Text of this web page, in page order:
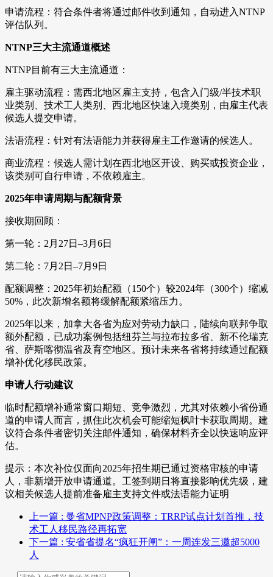
申请流程：符合条件者将通过邮件收到通知，自动进入NTNP
评估队列。
NTNP三大主流通道概述
NTNP目前有三大主流通道：
雇主驱动流程：需西北地区雇主支持，包含入门级/半技术职
业类别、技术工人类别、西北地区快速入境类别，由雇主代表
候选人提交申请。
法语流程：针对有法语能力并获得雇主工作邀请的候选人。
商业流程：候选人需计划在西北地区开设、购买或投资企业，
该类别可自行申请，不依赖雇主。
2025年申请周期与配额背景
接收期回顾：
第一轮：2月27日–3月6日
第二轮：7月2日–7月9日
配额调整：2025年初始配额（150个）较2024年（300个）缩减
50%，此次新增名额将缓解配额紧缩压力。
2025年以来，加拿大各省为应对劳动力缺口，陆续向联邦争取
额外配额，已成功案例包括纽芬兰与拉布拉多省、新不伦瑞克
省、萨斯喀彻温省及育空地区。预计未来各省将持续通过配额
增补优化移民政策。
申请人行动建议
临时配额增补通常窗口期短、竞争激烈，尤其对依赖小省份通
道的申请人而言，抓住此次机会可能缩短枫叶卡获取周期。建
议符合条件者密切关注邮件通知，确保材料齐全以快速响应评
估。
提示：本次补位仅面向2025年招生期已通过资格审核的申请
人，非新增开放申请通道。工签到期日将直接影响优先级，建
议相关候选人提前准备雇主支持文件或法语能力证明
上一篇 : 曼省MPNP政策调整：TRRP试点计划首推，技
术工人移民路径再拓宽
下一篇 : 安省省提名“疯狂开闸”：一周连发三邀超5000
人